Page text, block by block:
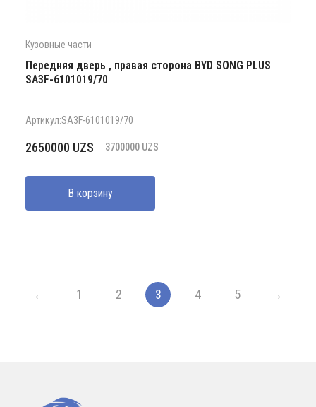
Кузовные части
Передняя дверь , правая сторона BYD SONG PLUS
SA3F-6101019/70
Артикул:SA3F-6101019/70
3700000UZS
Первоначальная
составляла
3700000 UZS.
2650000 UZS
Текущая
2650000 UZS.
В корзину
← 1 2 3 4 5 →